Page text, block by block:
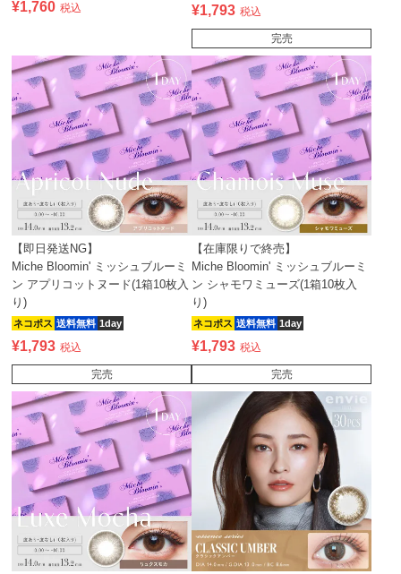
¥1,760 税込 ¥1,793 税込
完売
【即日発送NG】
Miche Bloomin' ミッシュブルーミ
ン アプリコットヌード(1箱10枚入
り)
ネコポス 送料無料 1day
¥1,793 税込
完売
【在庫限りで終売】
Miche Bloomin' ミッシュブルーミ
ン シャモワミューズ(1箱10枚入
り)
ネコポス 送料無料 1day
¥1,793 税込
完売